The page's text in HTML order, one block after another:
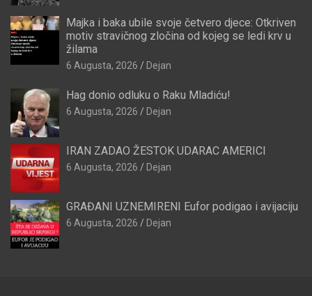
Majka i baka ubile svoje četvero djece: Otkriven
motiv stravičnog zločina od kojeg se ledi krv u
žilama
6 Augusta, 2026 Dejan
Hag donio odluku o Raku Mladiću!
6 Augusta, 2026 Dejan
IRAN ZADAO ŽESTOK UDARAC AMERICI
6 Augusta, 2026 Dejan
GRAĐANI UZNEMIRENI Eufor podigao i avijaciju
6 Augusta, 2026 Dejan